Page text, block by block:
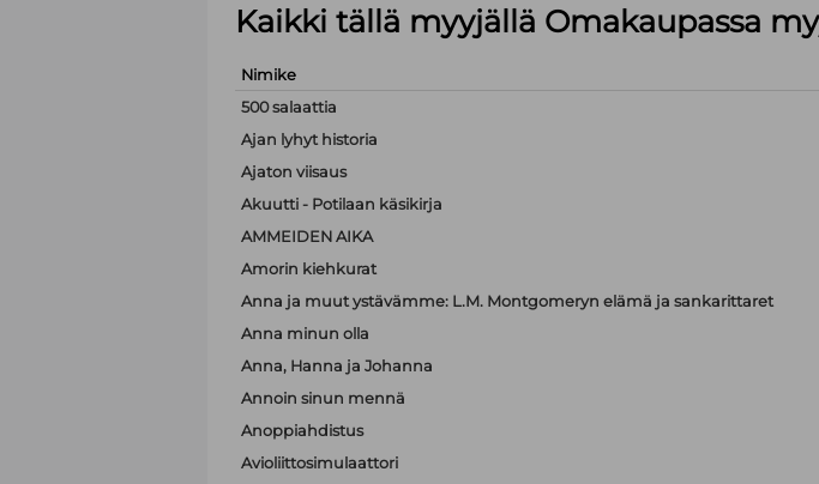
Kaikki tällä myyjällä Omakaupassa
Nimike
500 salaattia
Ajan lyhyt historia
Ajaton viisaus
Akuutti - Potilaan käsikirja
AMMEIDEN AIKA
Amorin kiehkurat
Anna ja muut ystävämme: L.M. Montgomeryn elämä ja sankarittaret
Anna minun olla
Anna, Hanna ja Johanna
Annoin sinun mennä
Anoppiahdistus
Avioliittosimulaattori